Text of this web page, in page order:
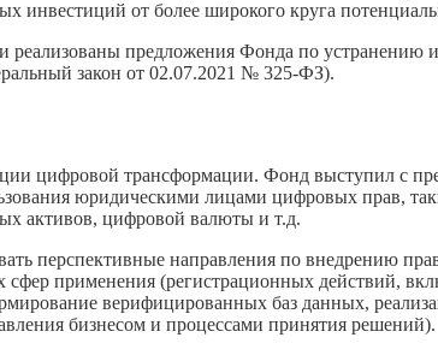
инвестиций от более широкого круга
реализованы предложения Фонда по устранению
закон от 02.07.2021 № 325-ФЗ).
цифровой трансформации. Фонд выступил с
юридическими лицами цифровых прав,
активов, цифровой валюты и т.д.
перспективные направления по внедрению
применения (регистрационных действий,
верифицированных баз данных,
бизнесом и процессами принятия решений).